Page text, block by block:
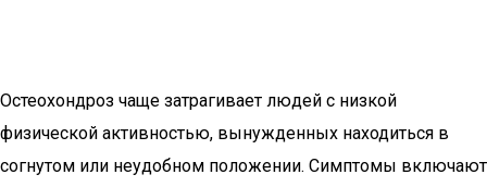
Остеохондроз чаще затрагивает людей с низкой
физической активностью, вынужденных находиться в
согнутом или неудобном положении. Симптомы включают